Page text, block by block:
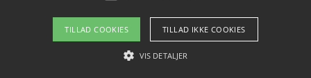
Copyright 2026 - Pilanto Aps
Om / kontakt
TILLAD COOKIES TILLAD IKKE COOKIES
VIS DETALJER